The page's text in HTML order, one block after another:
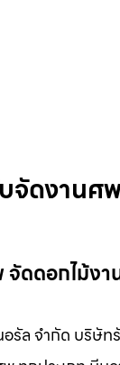
จัดงานศ
ดดอกไม้งา
รัล จำกัด บริษั